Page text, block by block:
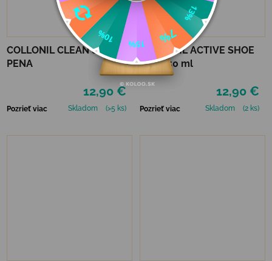
COLLONIL CLEAN & CARE
PENA
12,90 €
Pozrieť viac Skladom (>5 ks)
COLLONIL ACTIVE SHOE
DEO 150 ml
12,90 €
Pozrieť viac Skladom (2 ks)